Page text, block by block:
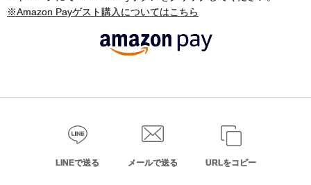
※Amazon Payゲスト購入についてはこちら
LINEで送る メールで送る URLをコピー